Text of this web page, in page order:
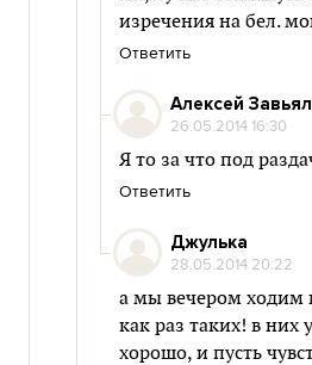
изречения на бел.
Ответить
Алексей
26.05.2014 16:30
Я то за что под
Ответить
Джулька
28.05.2014 20:22
а мы вечером ходим
как раз таких! в них
хорошо, и пусть